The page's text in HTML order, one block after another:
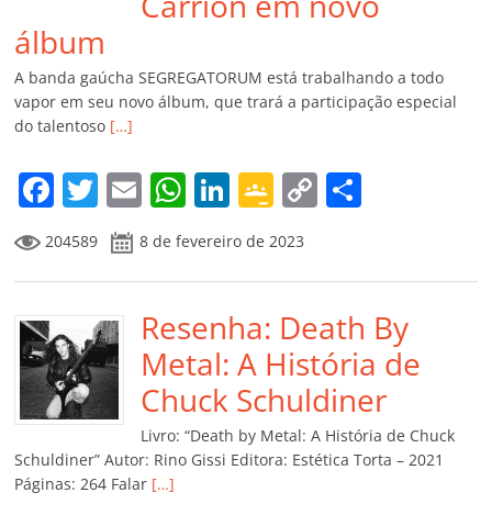
álbum
A banda gaúcha SEGREGATORUM está trabalhando a todo
vapor em seu novo álbum, que trará a participação especial
do talentoso […]
F
a
c
e
b
o
o
k
T
w
itt
er
E
m
ai
l
W
h
at
s
A
p
p
Li
n
k
e
dI
n
G
o
o
gl
e
Cl
a
ss
ro
C
o
y
Li
n
k
p
ar
til
h
ar
204589 8 de fevereiro de 2023
Resenha: Death By
Metal: A História de
Chuck Schuldiner
Livro: “Death by Metal: A História de Chuck
Schuldiner” Autor: Rino Gissi Editora: Estética Torta – 2021
Páginas: 264 Falar […]